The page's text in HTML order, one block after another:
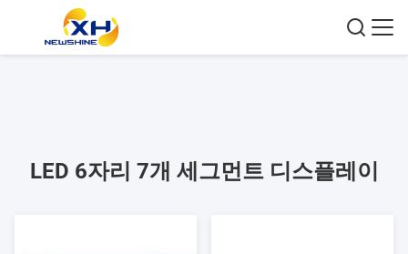
LED 6자리 7개 세그먼트 디스플레이